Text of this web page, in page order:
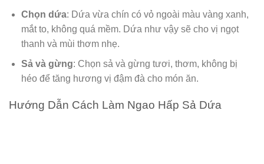
Chọn dứa: Dứa vừa chín có vỏ ngoài màu vàng xanh,
mắt to, không quá mềm. Dứa như vậy sẽ cho vị ngọt
thanh và mùi thơm nhẹ.
Sả và gừng: Chọn sả và gừng tươi, thơm, không bị
héo để tăng hương vị đậm đà cho món ăn.
Hướng Dẫn Cách Làm Ngao Hấp Sả Dứa